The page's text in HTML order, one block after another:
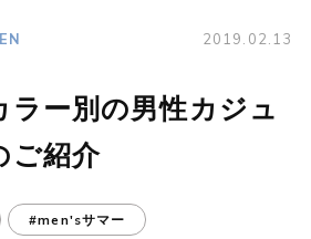
2019.02.13
ー別の男性カジュ
ご紹介
#men'sサマー